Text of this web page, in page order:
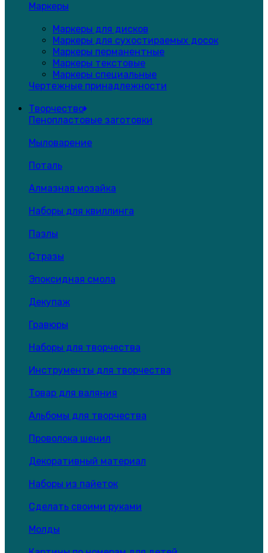
Маркеры
Маркеры для дисков
Маркеры для сухостираемых досок
Маркеры перманентные
Маркеры текстовые
Маркеры специальные
Чертежные принадлежности
Творчество
Пенопластовые заготовки
Мыловарение
Поталь
Алмазная мозайка
Наборы для квиллинга
Пазлы
Стразы
Эпоксидная смола
Декупаж
Гравюры
Наборы для творчества
Инструменты для творчества
Товар для валяния
Альбомы для творчества
Проволока шенил
Декоративный материал
Наборы из пайеток
Сделать своими руками
Молды